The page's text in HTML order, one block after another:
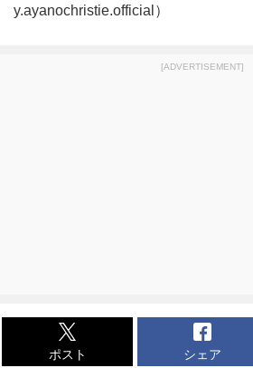
y.ayanochristie.official）
[ADVERTISEMENT]
ポスト シェア